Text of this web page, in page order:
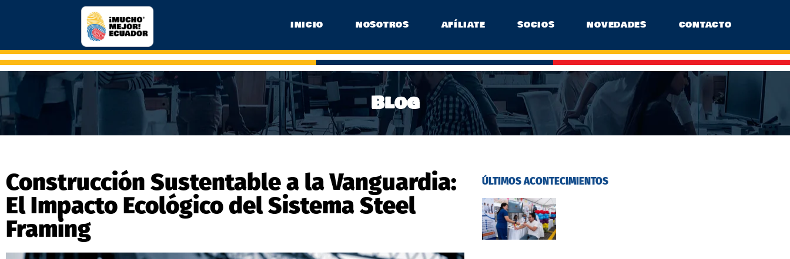
INICIO NOSOTROS AFÍLIATE SOCIOS NOVEDADES CONTACTO
Blog
Construcción Sustentable a la Vanguardia:
El Impacto Ecológico del Sistema Steel
Framing
ÚLTIMOS ACONTECIMIENTOS